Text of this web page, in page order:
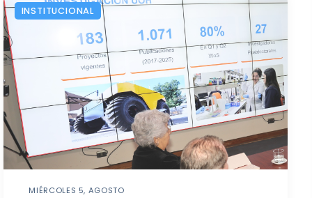
INSTITUCIONAL
MIÉRCOLES 5, AGOSTO